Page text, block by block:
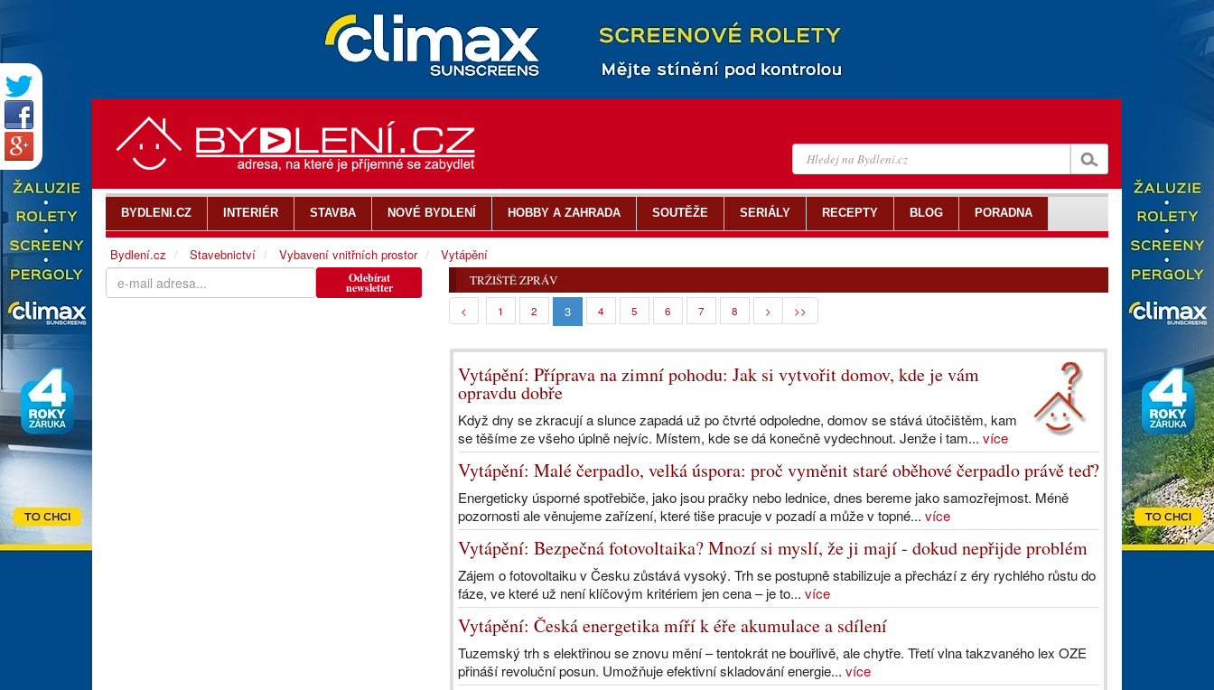
TRŽIŠTĚ ZPRÁV
< 1 2 3 4 5 6 7 8 > >>
Vytápění: Příprava na zimní pohodu: Jak si vytvořit domov, kde je vám
opravdu dobře
Když dny se zkracují a slunce zapadá už po čtvrté odpoledne, domov se stává útočištěm, kam
se těšíme ze všeho úplně nejvíc. Místem, kde se dá konečně vydechnout. Jenže i tam... více
Vytápění: Malé čerpadlo, velká úspora: proč vyměnit staré oběhové čerpadlo právě teď?
Energeticky úsporné spotřebiče, jako jsou pračky nebo lednice, dnes bereme jako samozřejmost. Méně
pozornosti ale věnujeme zařízení, které tiše pracuje v pozadí a může v topné... více
Vytápění: Bezpečná fotovoltaika? Mnozí si myslí, že ji mají - dokud nepřijde problém
Zájem o fotovoltaiku v Česku zůstává vysoký. Trh se postupně stabilizuje a přechází z éry rychlého růstu do
fáze, ve které už není klíčovým kritériem jen cena – je to... více
Vytápění: Česká energetika míří k éře akumulace a sdílení
Tuzemský trh s elektřinou se znovu mění – tentokrát ne bouřlivě, ale chytře. Třetí vlna takzvaného lex OZE
přináší revoluční posun. Umožňuje efektivní skladování energie... více
Odebírat
newsletter
BYDLENI.CZ INTERIÉR STAVBA NOVÉ BYDLENÍ HOBBY A ZAHRADA SOUTĚŽE SERIÁLY RECEPTY BLOG PORADNA
Bydlení.cz Stavebnictví Vybavení vnitřních prostor Vytápění